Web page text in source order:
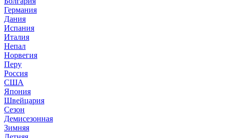
Германия
Дания
Испания
Италия
Непал
Норвегия
Перу
Россия
США
Япония
Швейцария
Сезон
Демисезонная
Зимняя